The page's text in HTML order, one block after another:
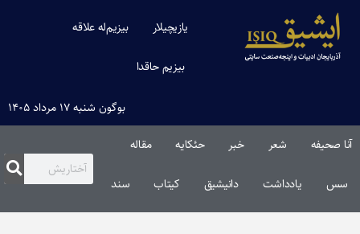
یازیچیلار بیزیم‌له علاقه
بیزیم حاقدا
بوگون شنبه ۱۷ مرداد ۱۴۰۵
آنا صحیفه شعر خبر حئکایه مقاله‌
سس یادداشت دانیشیق کیتاب سند